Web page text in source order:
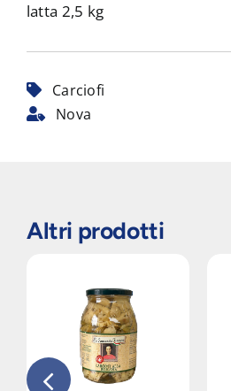
latta 2,5 kg
Carciofi
Nova
Altri prodotti